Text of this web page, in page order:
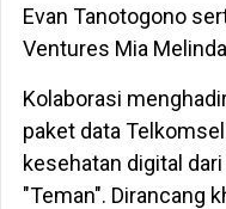
Evan Tanotogono
Ventures Mia
Kolaborasi
paket data
kesehatan digital
"Teman". Dirancang